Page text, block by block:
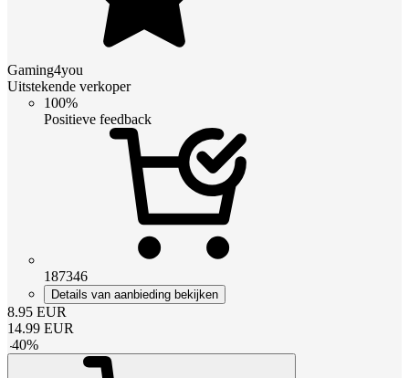
Gaming4you
Uitstekende verkoper
100%
Positieve feedback
187346
Details van aanbieding bekijken
8.95 EUR
14.99 EUR
-40%